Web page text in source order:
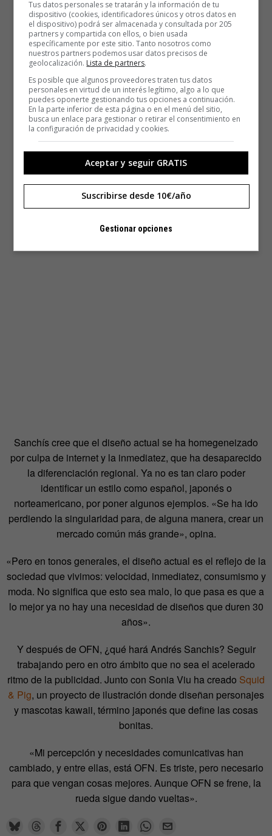
Sanchís cree que el diseño actual se ha homegeneizado
por culpa de internet y la inmediatez, que ha desaparecido
la diferenciación regional. Ya no es tan claro poder
identificar un estilo como español, japonés o
norteamericano, por poner algunos ejemplos. «Se ha ido
perdiendo la singularidad para, de alguna manera, crear un
mercado común más grande», opina.
«Pero en tonos generales, el diseño actual es el reflejo de la
sociedad que vivimos: velocidad, inmediatez, consumismo y
moda. No significa que esto sea malo, lo que pasa es que a
lo mejor ya no hay una necesidad de diseños que duren 30
años».
Y después de OFN, ¿qué hará Andrés Sanchis? Seguir
trabajando pero en otro ámbito que no sea el acelerado
ritmo de la publicidad. Junto con Sonia Viu ha creado Squid
& Pig, un proyecto de ilustración donde diseñan personajes
y mascotas kawaii, término japonés que define las cosas
bonitas.
«Mi percepción y necesidades comunicativas han
cambiado, y entre ellas, está OFN. Es triste, pero necesario
para que vengan cosas mejores. Aunque OFN se frene, la
rueda sigue dando vueltas».
Tus datos personales se tratarán y la información de tu
dispositivo (cookies, identificadores únicos y otros datos en
el dispositivo) podrá ser almacenada y consultada por 205
partners y compartida con ellos, o bien usada
específicamente por este sitio. Tanto nosotros como
nuestros partners podemos usar datos precisos de
geolocalización. Lista de partners.
Es posible que algunos proveedores traten tus datos
personales en virtud de un interés legítimo, algo a lo que
puedes oponerte gestionando tus opciones a continuación.
En la parte inferior de esta página o en el menú del sitio,
busca un enlace para gestionar o retirar el consentimiento en
la configuración de privacidad y cookies.
Aceptar y seguir GRATIS
Suscribirse desde 10€/año
Gestionar opciones